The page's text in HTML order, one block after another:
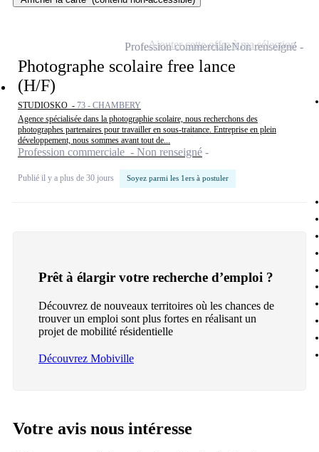
Photographe scolaire free lance
(H/F)
STUDIOSKO - 73 - CHAMBERY
Agence spécialisée dans la photographie scolaire, nous recherchons des
photographes partenaires pour travailler en sous-traitance. Entreprise en plein
développement, nous sommes avant tout de...
Profession commerciale - Non renseigné
Publié il y a plus de 30 jours Soyez parmi les 1ers à postuler
Profession commercialeNon renseigné
Ajouter cette offre à ma sélection
Prêt à élargir votre recherche d’emploi ?
Découvrez de nouveaux territoires où les chances de
trouver un emploi sont plus fortes en réalisant un
projet de mobilité résidentielle
Découvrez Mobiville
Votre avis nous intéresse